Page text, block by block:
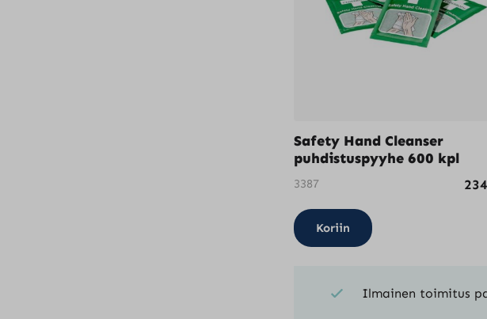
Safety Hand Cleanser
puhdistuspyyhe 600 kpl
3387
Koriin
Ilmainen toimitus